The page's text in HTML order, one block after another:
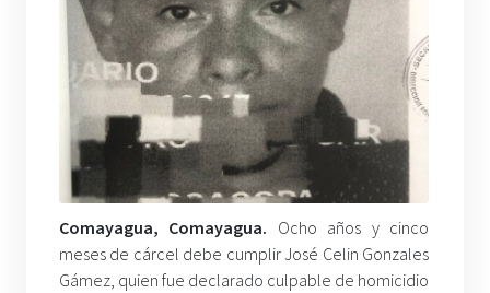
Comayagua, Comayagua. Ocho años y cinco
meses de cárcel debe cumplir José Celin Gonzales
Gámez, quien fue declarado culpable de homicidio